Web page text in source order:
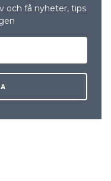
och få nyheter, tips